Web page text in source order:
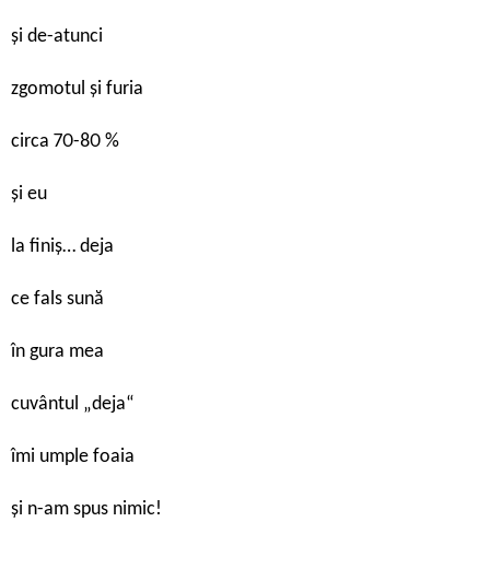
și de-atunci
zgomotul și furia
circa 70-80 %
și eu
la finiș… deja
ce fals sună
în gura mea
cuvântul „deja“
îmi umple foaia
și n-am spus nimic!